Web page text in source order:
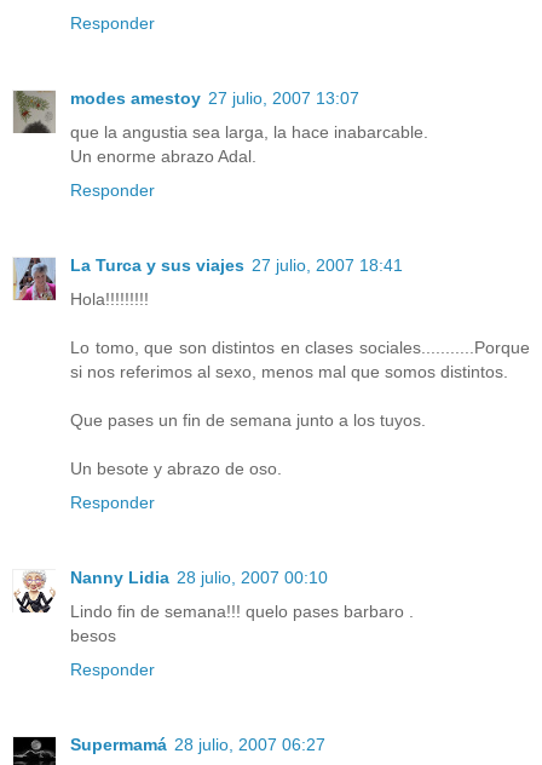
Responder
modes amestoy 27 julio, 2007 13:07
que la angustia sea larga, la hace inabarcable.
Un enorme abrazo Adal.
Responder
La Turca y sus viajes 27 julio, 2007 18:41
Hola!!!!!!!!!
Lo tomo, que son distintos en clases sociales...........Porque
si nos referimos al sexo, menos mal que somos distintos.
Que pases un fin de semana junto a los tuyos.
Un besote y abrazo de oso.
Responder
Nanny Lidia 28 julio, 2007 00:10
Lindo fin de semana!!! quelo pases barbaro .
besos
Responder
Supermamá 28 julio, 2007 06:27